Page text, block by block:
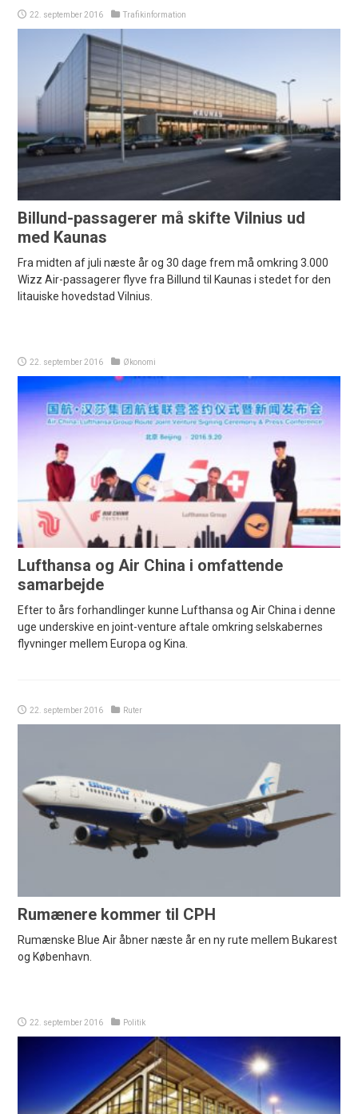
22. september 2016 Trafikinformation
Billund-passagerer må skifte Vilnius ud
med Kaunas
Fra midten af juli næste år og 30 dage frem må omkring 3.000
Wizz Air-passagerer flyve fra Billund til Kaunas i stedet for den
litauiske hovedstad Vilnius.
22. september 2016 Økonomi
Lufthansa og Air China i omfattende
samarbejde
Efter to års forhandlinger kunne Lufthansa og Air China i denne
uge underskive en joint-venture aftale omkring selskabernes
flyvninger mellem Europa og Kina.
22. september 2016 Ruter
Rumænere kommer til CPH
Rumænske Blue Air åbner næste år en ny rute mellem Bukarest
og København.
22. september 2016 Politik